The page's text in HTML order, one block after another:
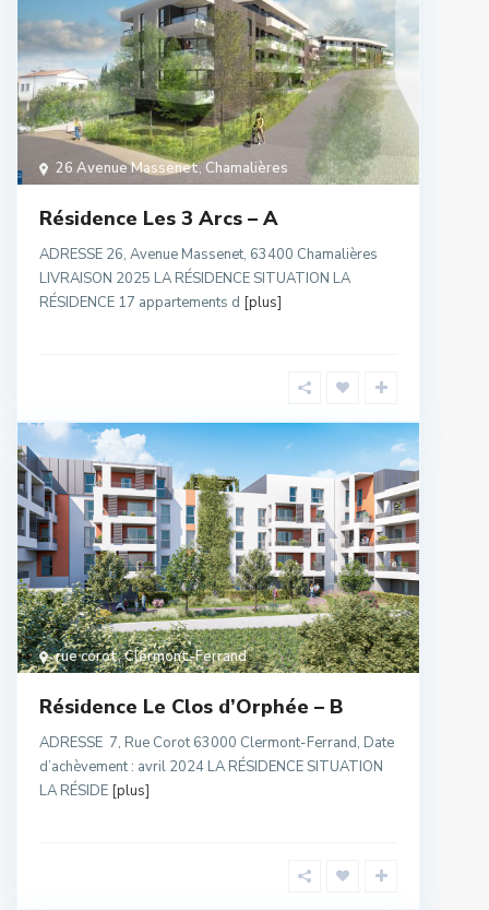
26 Avenue Massenet,Chamalières
Résidence Les 3 Arcs – A
ADRESSE 26, Avenue Massenet, 63400 Chamalières
LIVRAISON 2025 LA RÉSIDENCE SITUATION LA
RÉSIDENCE 17 appartements d [plus]
rue corot,Clermont-Ferrand
Résidence Le Clos d’Orphée – B
ADRESSE 7, Rue Corot 63000 Clermont-Ferrand, Date
d’achèvement : avril 2024 LA RÉSIDENCE SITUATION
LA RÉSIDE [plus]